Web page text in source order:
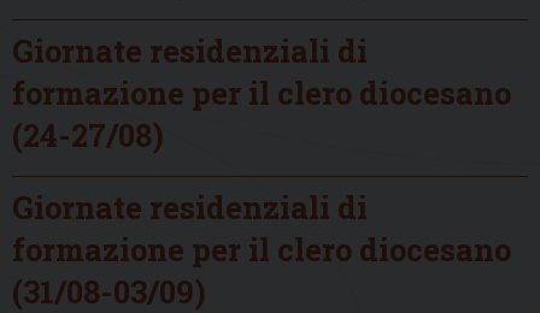
Giornate residenziali di
formazione per il clero diocesano
(24-27/08)
Giornate residenziali di
formazione per il clero diocesano
(31/08-03/09)